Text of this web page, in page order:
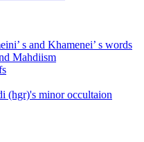
s and Khamenei’ s words
Mahdiism
(hgr)'s minor occultaion